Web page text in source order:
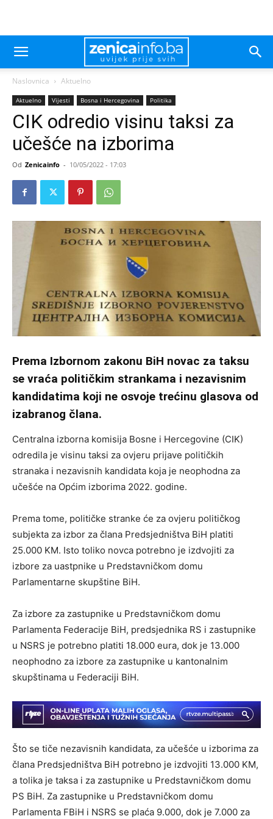
Naslovnica Aktuelno
Aktuelno Vijesti Bosna i Hercegovina Politika
CIK odredio visinu taksi za
učešće na izborima
Od Zenicainfo - 10/05/2022 - 17:03
Prema Izbornom zakonu BiH novac za taksu
se vraća političkim strankama i nezavisnim
kandidatima koji ne osvoje trećinu glasova od
izabranog člana.
Centralna izborna komisija Bosne i Hercegovine (CIK)
odredila je visinu taksi za ovjeru prijave političkih
stranaka i nezavisnih kandidata koja je neophodna za
učešće na Općim izborima 2022. godine.
Prema tome, političke stranke će za ovjeru političkog
subjekta za izbor za člana Predsjedništva BiH platiti
25.000 KM. Isto toliko novca potrebno je izdvojiti za
izbore za uastpnike u Predstavničkom domu
Parlamentarne skupštine BiH.
Za izbore za zastupnike u Predstavničkom domu
Parlamenta Federacije BiH, predsjednika RS i zastupnike
u NSRS je potrebno platiti 18.000 eura, dok je 13.000
neophodno za izbore za zastupnike u kantonalnim
skupštinama u Federaciji BiH.
Što se tiče nezavisnih kandidata, za učešće u izborima za
člana Predsjedništva BiH potrebno je izdvojiti 13.000 KM,
a tolika je taksa i za zastupnike u Predstavničkom domu
PS BiH. Za zastupnike u Predstavničkom domu
Parlamenta FBiH i NSRS se plaća 9.000, dok je 7.000 za